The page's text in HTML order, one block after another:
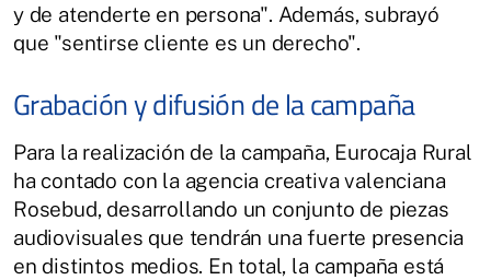
y de atenderte en persona". Además, subrayó
que "sentirse cliente es un derecho".
Grabación y difusión de la campaña
Para la realización de la campaña, Eurocaja Rural
ha contado con la agencia creativa valenciana
Rosebud, desarrollando un conjunto de piezas
audiovisuales que tendrán una fuerte presencia
en distintos medios. En total, la campaña está